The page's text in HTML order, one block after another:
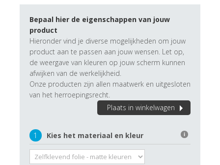
Bepaal hier de eigenschappen van jouw
product
Hieronder vind je diverse mogelijkheden om jouw
product aan te passen aan jouw wensen. Let op,
de weergave van kleuren op jouw scherm kunnen
afwijken van de werkelijkheid.
Onze producten zijn allen maatwerk en uitgesloten
van het herroepingsrecht.
Plaats in winkelwagen
1 Kies het materiaal en kleur i